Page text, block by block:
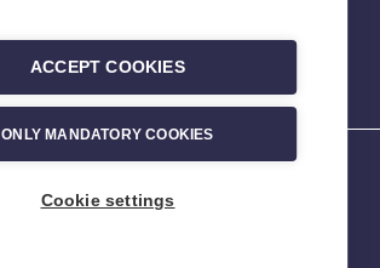
ACCEPT COOKIES
ONLY MANDATORY COOKIES
Cookie settings